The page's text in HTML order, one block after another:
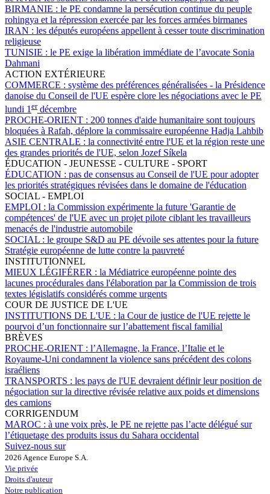
BIRMANIE : le PE condamne la persécution continue du peuple
rohingya et la répression exercée par les forces armées birmanes
IRAN : les députés européens appellent à cesser toute discrimination
religieuse
TUNISIE : le PE exige la libération immédiate de l’avocate Sonia
Dahmani
ACTION EXTÉRIEURE
COMMERCE : système des préférences généralisées - la Présidence
danoise du Conseil de l'UE espère clore les négociations avec le PE
lundi 1 erdécembre
PROCHE-ORIENT : 200 tonnes d'aide humanitaire sont toujours
bloquées à Rafah, déplore la commissaire européenne Hadja Lahbib
ASIE CENTRALE : la connectivité entre l'UE et la région reste une
des grandes priorités de l'UE, selon Jozef Síkela
ÉDUCATION - JEUNESSE - CULTURE - SPORT
ÉDUCATION : pas de consensus au Conseil de l'UE pour adopter
les priorités stratégiques révisées dans le domaine de l'éducation
SOCIAL - EMPLOI
EMPLOI : la Commission expérimente la future 'Garantie de
compétences' de l'UE avec un projet pilote ciblant les travailleurs
menacés de l'industrie automobile
SOCIAL : le groupe S&D au PE dévoile ses attentes pour la future
Stratégie européenne de lutte contre la pauvreté
INSTITUTIONNEL
MIEUX LÉGIFÉRER : la Médiatrice européenne pointe des
lacunes procédurales dans l'élaboration par la Commission de trois
textes législatifs considérés comme urgents
COUR DE JUSTICE DE L'UE
INSTITUTIONS DE L'UE : la Cour de justice de l'UE rejette le
pourvoi d’un fonctionnaire sur l’abattement fiscal familial
BRÈVES
PROCHE-ORIENT : l’Allemagne, la France, l’Italie et le
Royaume-Uni condamnent la violence sans précédent des colons
israéliens
TRANSPORTS : les pays de l'UE devraient définir leur position de
négociation sur la directive révisée relative aux poids et dimensions
des camions
CORRIGENDUM
MAROC : à une voix près, le PE ne rejette pas l’acte délégué sur
l’étiquetage des produits issus du Sahara occidental
Suivez-nous sur
2026 Agence Europe S.A.
Vie privée
Droits d'auteur
Notre publication